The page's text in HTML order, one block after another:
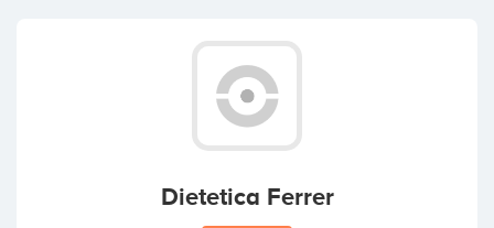
Dietetica Ferrer